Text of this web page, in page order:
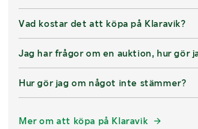
Vad kostar det att köpa på Klaravik?
Jag har frågor om en auktion, hur gör
Hur gör jag om något inte stämmer?
Mer om att köpa på Klaravik